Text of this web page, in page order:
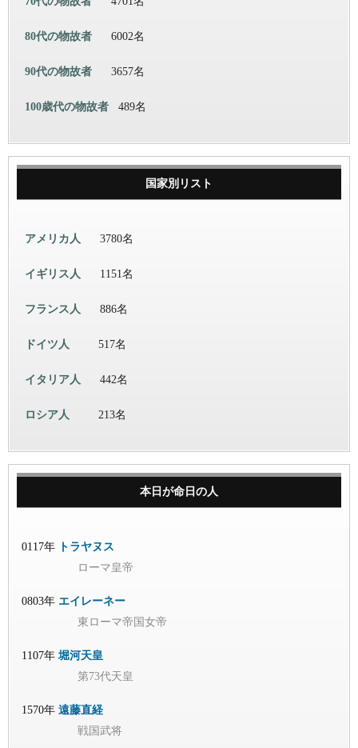
80代の物故者 6002名
90代の物故者 3657名
100歳代の物故者 489名
国家別リスト
アメリカ人 3780名
イギリス人 1151名
フランス人 886名
ドイツ人 517名
イタリア人 442名
ロシア人 213名
本日が命日の人
0117年
トラヤヌス
ローマ皇帝
0803年 エイレーネー
東ローマ帝国女帝
1107年 堀河天皇
第73代天皇
1570年 遠藤直経
戦国武将